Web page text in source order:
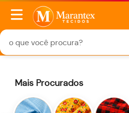
Mais Procurados